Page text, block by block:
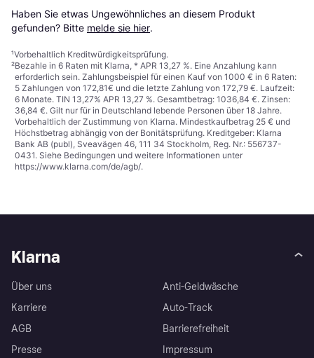
Haben Sie etwas Ungewöhnliches an diesem Produkt
gefunden? Bitte melde sie hier.
¹Vorbehaltlich Kreditwürdigkeitsprüfung.
²Bezahle in 6 Raten mit Klarna, * APR 13,27 %. Eine Anzahlung kann
erforderlich sein. Zahlungsbeispiel für einen Kauf von 1000 € in 6 Raten:
5 Zahlungen von 172,81€ und die letzte Zahlung von 172,79 €. Laufzeit:
6 Monate. TIN 13,27% APR 13,27 %. Gesamtbetrag: 1036,84 €. Zinsen:
36,84 €. Gilt nur für in Deutschland lebende Personen über 18 Jahre.
Vorbehaltlich der Zustimmung von Klarna. Mindestkaufbetrag 25 € und
Höchstbetrag abhängig von der Bonitätsprüfung. Kreditgeber: Klarna
Bank AB (publ), Sveavägen 46, 111 34 Stockholm, Reg. Nr.: 556737-
0431. Siehe Bedingungen und weitere Informationen unter
https://www.klarna.com/de/agb/.
Klarna
Über uns
Karriere
AGB
Presse
Anti-Geldwäsche
Auto-Track
Barrierefreiheit
Impressum